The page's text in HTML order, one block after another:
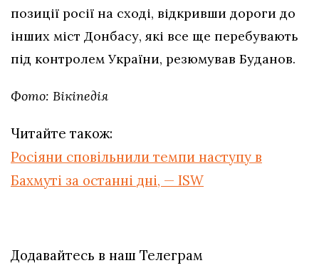
позиції росії на сході, відкривши дороги до
інших міст Донбасу, які все ще перебувають
під контролем України, резюмував Буданов.
Фото: Вікіпедія
Читайте також:
Росіяни сповільнили темпи наступу в
Бахмуті за останні дні, — ISW
Додавайтесь в наш Телеграм